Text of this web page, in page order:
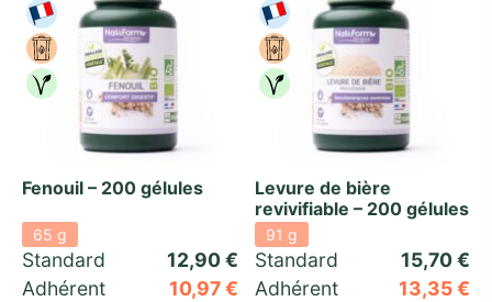
Fenouil – 200 gélules
65 g
Standard 12,90€
Adhérent
10,97€
Levure de bière
revivifiable – 200 gélules
91 g
Standard 15,70€
Adhérent
13,35€